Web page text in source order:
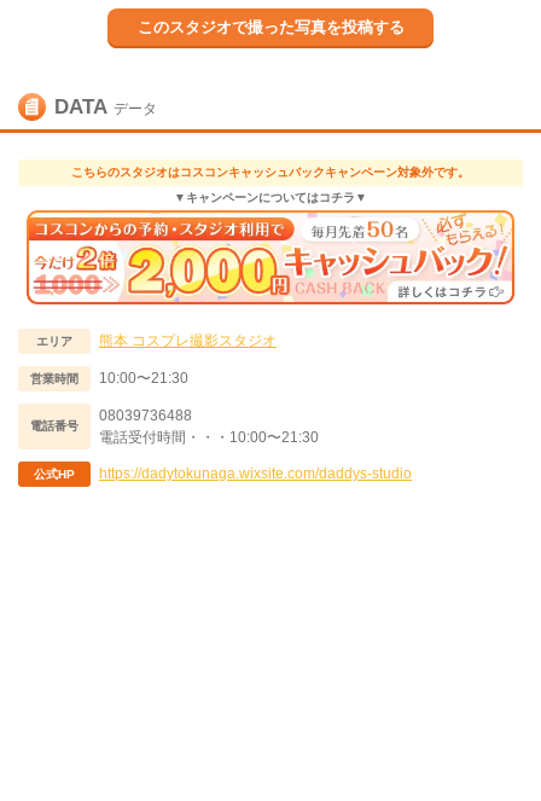
このスタジオで撮った写真を投稿する
DATA データ
こちらのスタジオはコスコンキャッシュバックキャンペーン対象外です。
▼キャンペーンについてはコチラ▼
エリア 熊本 コスプレ撮影スタジオ
営業時間 10:00〜21:30
電話番号
08039736488
電話受付時間・・・10:00〜21:30
公式HP https://dadytokunaga.wixsite.com/daddys-studio